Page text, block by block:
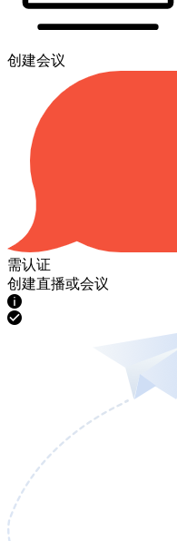
创建会议
需认证
创建直播或会议